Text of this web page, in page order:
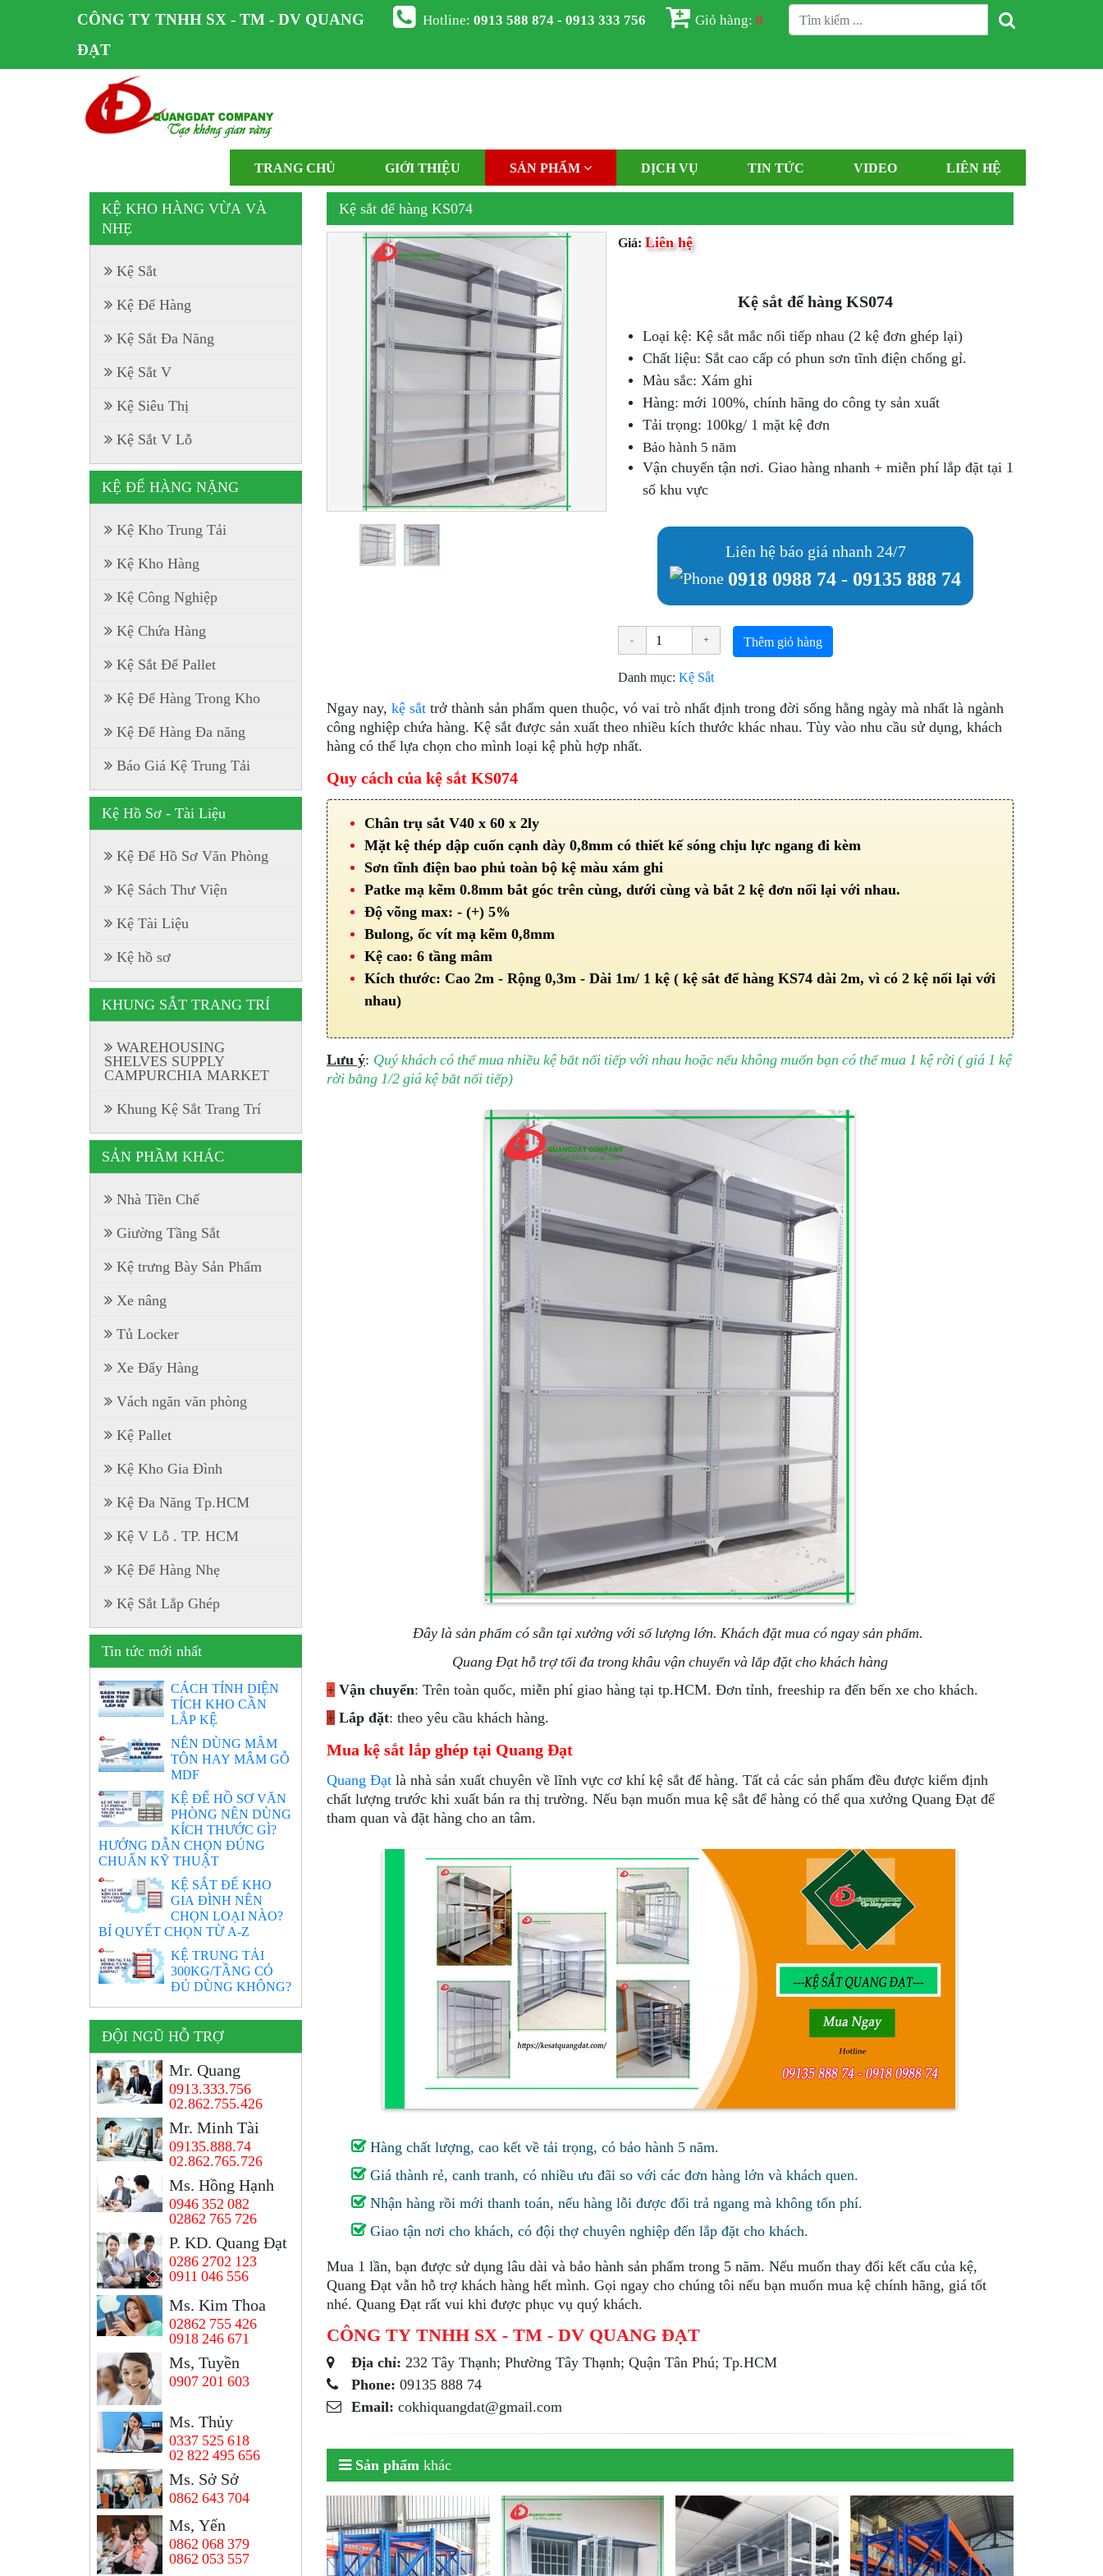
CÔNG TY TNHH SX - TM - DV QUANG
ĐẠT
Hotline:0913 588 874 - 0913 333 756 Giỏ hàng:0
TRANG CHỦ GIỚI THIỆU SẢN PHẨM DỊCH VỤ TIN TỨC VIDEO LIÊN HỆ
Kệ sắt để hàng KS074
Giá: Liên hệ
Kệ sắt để hàng KS074
Loại kệ: Kệ sắt mắc nối tiếp nhau (2 kệ đơn ghép lại)
Chất liệu: Sắt cao cấp có phun sơn tĩnh điện chống gỉ.
Màu sắc: Xám ghi
Hàng: mới 100%, chính hãng do công ty sản xuất
Tải trọng: 100kg/ 1 mặt kệ đơn
Bảo hành 5 năm
Vận chuyển tận nơi. Giao hàng nhanh + miễn phí lắp đặt tại 1
số khu vực
Liên hệ báo giá nhanh 24/7
0918 0988 74 - 09135 888 74
Thêm giỏ hàng
Danh mục: Kệ Sắt
Ngay nay,kệ sắt trở thành sản phẩm quen thuộc, vó vai trò nhất định trong đời sống hằng ngày mà nhất là ngành
công nghiệp chứa hàng. Kệ sắt được sản xuất theo nhiều kích thước khác nhau. Tùy vào nhu cầu sử dụng, khách
hàng có thể lựa chọn cho mình loại kệ phù hợp nhất.
Quy cách của kệ sắt KS074
Chân trụ sắt V40 x 60 x 2ly
Mặt kệ thép dập cuốn cạnh dày 0,8mm có thiết kế sóng chịu lực ngang đi kèm
Sơn tĩnh điện bao phủ toàn bộ kệ màu xám ghi
Patke mạ kẽm 0.8mm bắt góc trên cùng, dưới cùng và bắt 2 kệ đơn nối lại với nhau.
Độ võng max: - (+) 5%
Bulong, ốc vít mạ kẽm 0,8mm
Kệ cao: 6 tầng mâm
Kích thước: Cao 2m - Rộng 0,3m - Dài 1m/ 1 kệ ( kệ sắt để hàng KS74 dài 2m, vì có 2 kệ nối lại với
nhau)
Lưu ý: Quý khách có thể mua nhiều kệ bắt nối tiếp với nhau hoặc nếu không muốn bạn có thể mua 1 kệ rời ( giá 1 kệ
rời bằng 1/2 giá kệ bắt nối tiếp)
Đây là sản phẩm có sẵn tại xưởng với số lượng lớn. Khách đặt mua có ngay sản phẩm.
Quang Đạt hỗ trợ tối đa trong khâu vận chuyển và lắp đặt cho khách hàng
+ Vận chuyển: Trên toàn quốc, miễn phí giao hàng tại tp.HCM. Đơn tỉnh, freeship ra đến bến xe cho khách.
+ Lắp đặt: theo yêu cầu khách hàng.
Mua kệ sắt lắp ghép tại Quang Đạt
Quang Đạt là nhà sản xuất chuyên về lĩnh vực cơ khí kệ sắt để hàng. Tất cả các sản phẩm đều được kiểm định
chất lượng trước khi xuất bán ra thị trường. Nếu bạn muốn mua kệ sắt để hàng có thể qua xưởng Quang Đạt để
tham quan và đặt hàng cho an tâm.
Hàng chất lượng, cao kết về tải trọng, có bảo hành 5 năm.
Giá thành rẻ, canh tranh, có nhiều ưu đãi so với các đơn hàng lớn và khách quen.
Nhận hàng rồi mới thanh toán, nếu hàng lỗi được đổi trả ngang mà không tốn phí.
Giao tận nơi cho khách, có đội thợ chuyên nghiệp đến lắp đặt cho khách.
Mua 1 lần, bạn được sử dụng lâu dài và bảo hành sản phẩm trong 5 năm. Nếu muốn thay đổi kết cấu của kệ,
Quang Đạt vẫn hỗ trợ khách hàng hết mình. Gọi ngay cho chúng tôi nếu bạn muốn mua kệ chính hãng, giá tốt
nhé. Quang Đạt rất vui khi được phục vụ quý khách.
CÔNG TY TNHH SX - TM - DV QUANG ĐẠT
Địa chỉ: 232 Tây Thạnh; Phường Tây Thạnh; Quận Tân Phú; Tp.HCM
Phone:09135 888 74
Email:cokhiquangdat@gmail.com
Sản phẩm khác
KỆ KHO HÀNG VỪA VÀ
NHẸ
Kệ Sắt
Kệ Để Hàng
Kệ Sắt Đa Năng
Kệ Sắt V
Kệ Siêu Thị
Kệ Sắt V Lỗ
KỆ ĐỂ HÀNG NẶNG
Kệ Kho Trung Tải
Kệ Kho Hàng
Kệ Công Nghiệp
Kệ Chứa Hàng
Kệ Sắt Để Pallet
Kệ Để Hàng Trong Kho
Kệ Để Hàng Đa năng
Báo Giá Kệ Trung Tải
Kệ Hồ Sơ - Tài Liệu
Kệ Để Hồ Sơ Văn Phòng
Kệ Sách Thư Viện
Kệ Tài Liệu
Kệ hồ sơ
KHUNG SẮT TRANG TRÍ
WAREHOUSING
SHELVES SUPPLY
CAMPURCHIA MARKET
Khung Kệ Sắt Trang Trí
SẢN PHẦM KHÁC
Nhà Tiền Chế
Giường Tầng Sắt
Kệ trưng Bày Sản Phẩm
Xe nâng
Tủ Locker
Xe Đẩy Hàng
Vách ngăn văn phòng
Kệ Pallet
Kệ Kho Gia Đình
Kệ Đa Năng Tp.HCM
Kệ V Lỗ . TP. HCM
Kệ Để Hàng Nhẹ
Kệ Sắt Lắp Ghép
Tin tức mới nhất
CÁCH TÍNH DIỆN
TÍCH KHO CẦN
LẮP KỆ
NÊN DÙNG MÂM
TÔN HAY MÂM GỖ
MDF
KỆ ĐỂ HỒ SƠ VĂN
PHÒNG NÊN DÙNG
KÍCH THƯỚC GÌ?
HƯỚNG DẪN CHỌN ĐÚNG
CHUẨN KỸ THUẬT
KỆ SẮT ĐỂ KHO
GIA ĐÌNH NÊN
CHỌN LOẠI NÀO?
BÍ QUYẾT CHỌN TỪ A-Z
KỆ TRUNG TẢI
300KG/TẦNG CÓ
ĐỦ DÙNG KHÔNG?
ĐỘI NGŨ HỖ TRỢ
Mr. Quang
0913.333.756
02.862.755.426
Mr. Minh Tài
09135.888.74
02.862.765.726
Ms. Hồng Hạnh
0946 352 082
02862 765 726
P. KD. Quang Đạt
0286 2702 123
0911 046 556
Ms. Kim Thoa
02862 755 426
0918 246 671
Ms, Tuyền
0907 201 603
Ms. Thủy
0337 525 618
02 822 495 656
Ms. Sở Sở
0862 643 704
Ms, Yến
0862 068 379
0862 053 557